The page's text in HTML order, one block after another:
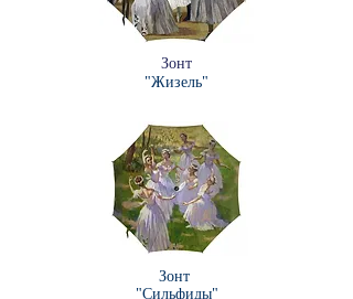
Зонт
"Жизель"
Зонт
"Сильфиды"